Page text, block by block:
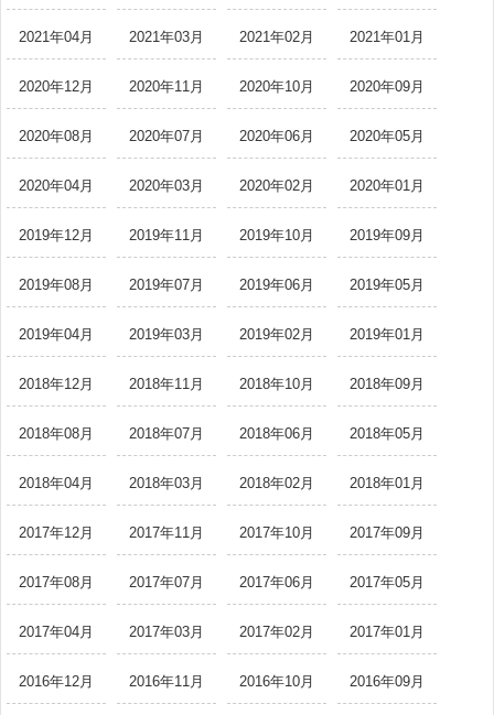
2021年04月 2021年03月 2021年02月 2021年01月
2020年12月 2020年11月 2020年10月 2020年09月
2020年08月 2020年07月 2020年06月 2020年05月
2020年04月 2020年03月 2020年02月 2020年01月
2019年12月 2019年11月 2019年10月 2019年09月
2019年08月 2019年07月 2019年06月 2019年05月
2019年04月 2019年03月 2019年02月 2019年01月
2018年12月 2018年11月 2018年10月 2018年09月
2018年08月 2018年07月 2018年06月 2018年05月
2018年04月 2018年03月 2018年02月 2018年01月
2017年12月 2017年11月 2017年10月 2017年09月
2017年08月 2017年07月 2017年06月 2017年05月
2017年04月 2017年03月 2017年02月 2017年01月
2016年12月 2016年11月 2016年10月 2016年09月